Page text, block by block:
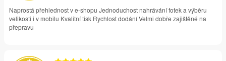
Naprostá přehlednost v e-shopu Jednoduchost nahrávání fotek a výběru
velikosti i v mobilu Kvalitní tisk Rychlost dodání Velmi dobře zajištěné na
přepravu